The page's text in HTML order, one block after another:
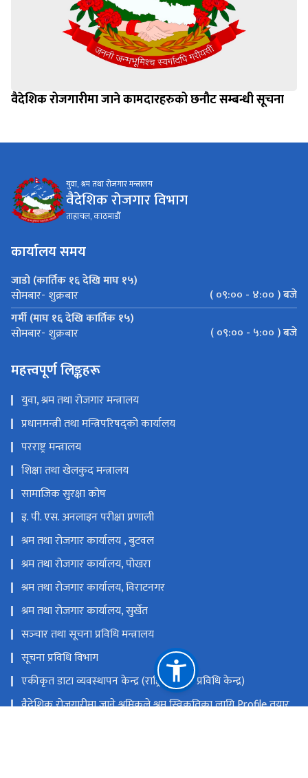
वैदेशिक रोजगारीमा जाने कामदारहरुको छनौट सम्बन्धी सूचना
युवा, श्रम तथा रोजगार मन्त्रालय
वैदेशिक रोजगार विभाग
ताहाचल, काठमाडौँ
कार्यालय समय
जाडो (कार्तिक १६ देखि माघ १५)
सोमबार- शुक्रबार
( ०९:०० - ४:०० ) बजे
गर्मी (माघ १६ देखि कार्तिक १५)
सोमबार- शुक्रबार ( ०९:०० - ५:०० ) बजे
महत्त्वपूर्ण लिङ्कहरू
युवा, श्रम तथा रोजगार मन्त्रालय
प्रधानमन्त्री तथा मन्त्रिपरिषद्को कार्यालय
परराष्ट्र मन्त्रालय
शिक्षा तथा खेलकुद मन्त्रालय
सामाजिक सुरक्षा कोष
इ. पी. एस. अनलाइन परीक्षा प्रणाली
श्रम तथा रोजगार कार्यालय , बुटवल
श्रम तथा रोजगार कार्यालय, पोखरा
श्रम तथा रोजगार कार्यालय, विराटनगर
श्रम तथा रोजगार कार्यालय, सुर्खेत
सञ्‍चार तथा सूचना प्रविधि मन्त्रालय
सूचना प्रविधि विभाग
एकीकृत डाटा व्यवस्थापन केन्द्र (राष्ट्रिय सूचना प्रविधि केन्द्र)
वैदेशिक रोजगारीमा जाने श्रमिकले श्रम स्विकृतिका लागि Profile तयार